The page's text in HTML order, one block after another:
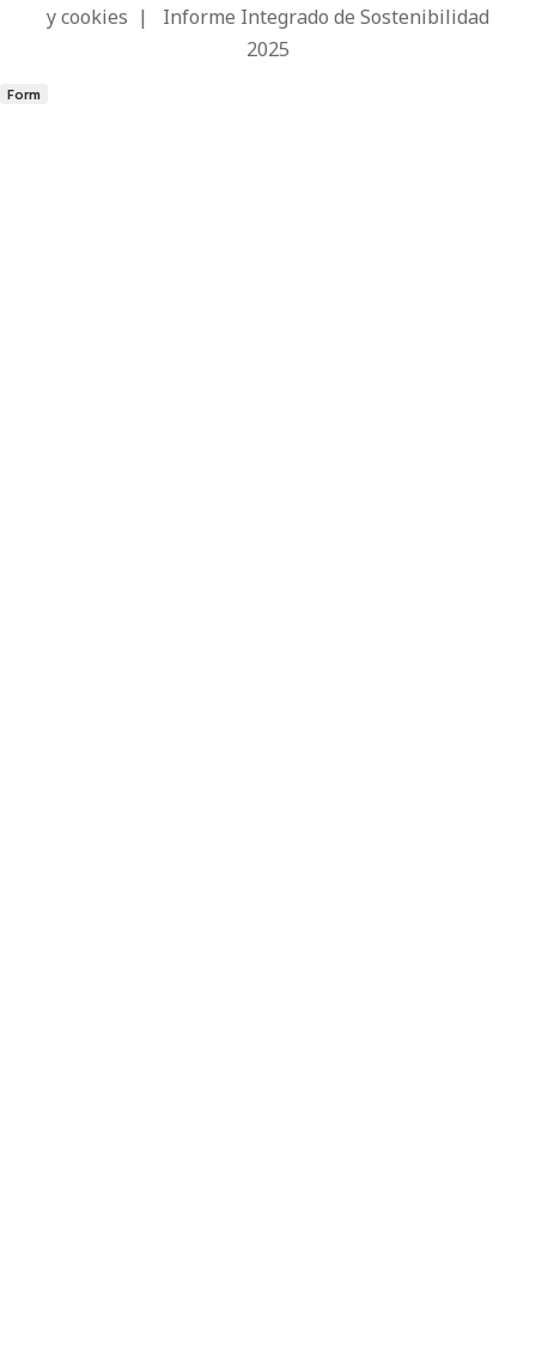
y cookies | Informe Integrado de Sostenibilidad
2025
Form